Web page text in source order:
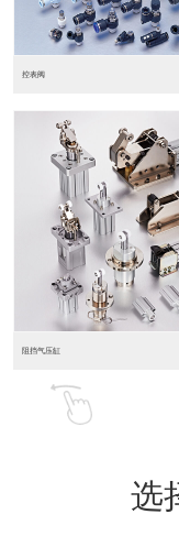
东莞松下PLC
松下人机界面DP10...
选